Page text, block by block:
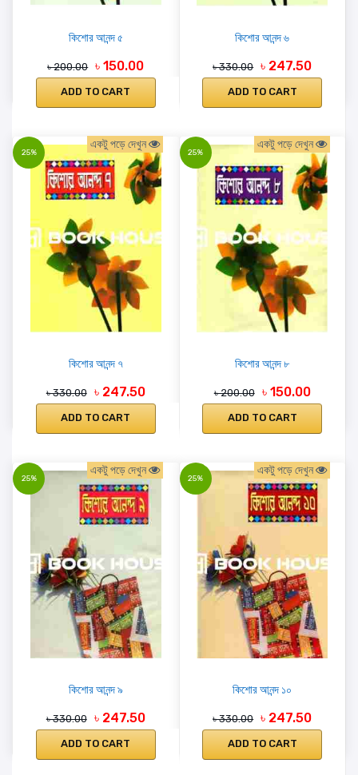
কিশোর আনন্দ ৫
৳ 200.00 ৳ 150.00
ADD TO CART
কিশোর আনন্দ ৬
৳ 330.00 ৳ 247.50
ADD TO CART
25%
একটু পড়ে দেখুন
কিশোর আনন্দ ৭
৳ 330.00 ৳ 247.50
ADD TO CART
25%
একটু পড়ে দেখুন
কিশোর আনন্দ ৮
৳ 200.00 ৳ 150.00
ADD TO CART
25%
একটু পড়ে দেখুন
কিশোর আনন্দ ৯
৳ 330.00 ৳ 247.50
ADD TO CART
25%
একটু পড়ে দেখুন
কিশোর আনন্দ ১০
৳ 330.00 ৳ 247.50
ADD TO CART